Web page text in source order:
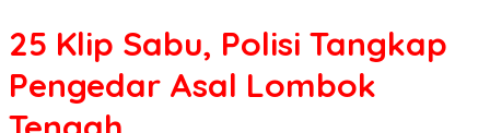
Tangkap
Asal
25 Klip Sabu, Polisi Tangkap
Pengedar Asal Lombok